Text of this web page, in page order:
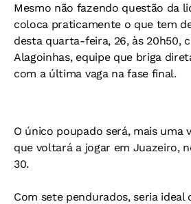
Mesmo não fazendo questão da
coloca praticamente o que tem
desta quarta-feira, 26, às 20h50,
Alagoinhas, equipe que briga
com a última vaga na fase final.
O único poupado será, mais uma
que voltará a jogar em Juazeiro,
30.
Com sete pendurados, seria ideal